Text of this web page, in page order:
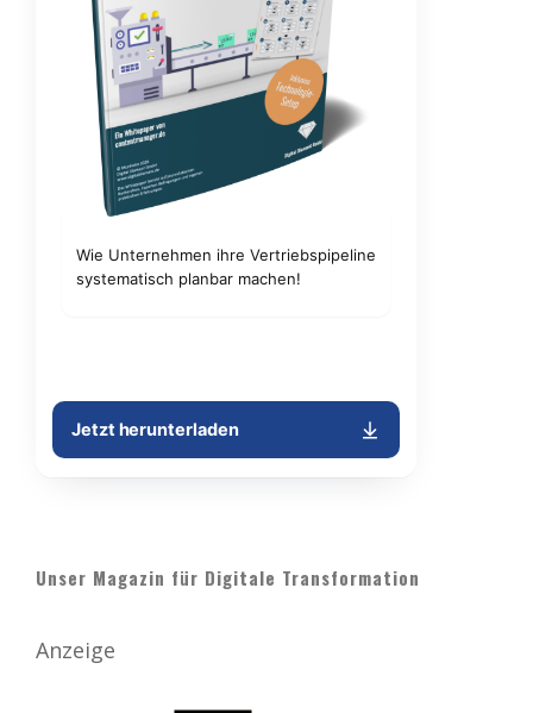
Unser Magazin für Digitale Transformation
Anzeige